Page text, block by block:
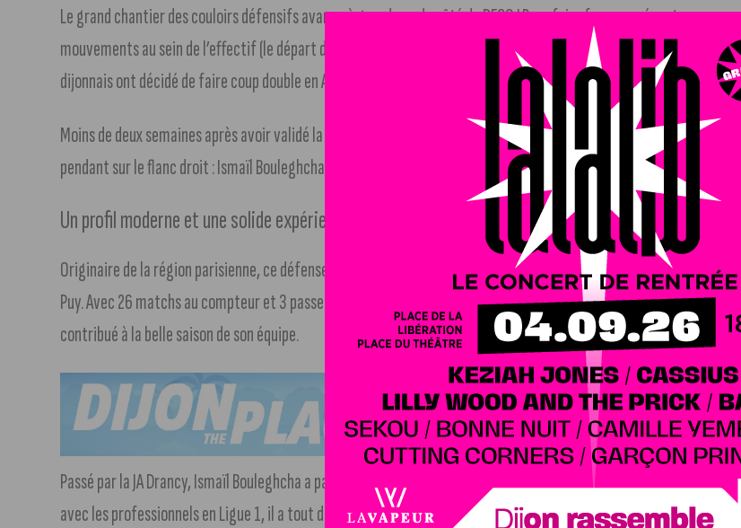
Le grand chantier des couloirs défensifs avance à grand pas du côté du DFCO ! Pour faire face aux récents
mouvements au sein de l’effectif (le départ d’Ismaïl Diallo et celui, très probable, de Fady Khatir), les recruteurs
dijonnais ont décidé de faire coup double en Auvergne.
Moins de deux semaines après avoir validé la venue du latéral gauche Moussa Faty, le DFCO s’offre son parfait
pendant sur le flanc droit : Ismaïl Bouleghcha. Le joueur de 23 ans s’est engagé avec Dijon jusqu’en juin 2028.
Un profil moderne et une solide expérience
Originaire de la région parisienne, ce défenseur polyvalent sort d’une saison pleine en National sous les couleurs du
Puy. Avec 26 matchs au compteur et 3 passes décisives délivrées lors de l’exercice 2025-2026, il a largement
contribué à la belle saison de son équipe.
Passé par la JA Drancy, Ismaïl Bouleghcha a par la suite parfait sa formation au LOSC. S’il n’est jamais entré en jeu
avec les professionnels en Ligue 1, il a tout de même goûté aux exigences du très haut niveau en disputant une